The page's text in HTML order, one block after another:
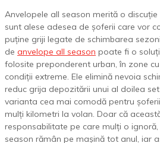
Anvelopele all season merită o
sunt alese adesea de șoferii care vor
puține griji legate de schimbarea
de anvelope all season poate fi o
folosite preponderent urban, în zone
condiții extreme. Ele elimină nevoia
reduc grija depozitării unui al doilea
varianta cea mai comodă pentru
mulți kilometri la volan. Doar că
responsabilitate pe care mulți o
season rămân pe mașină tot anul, iar